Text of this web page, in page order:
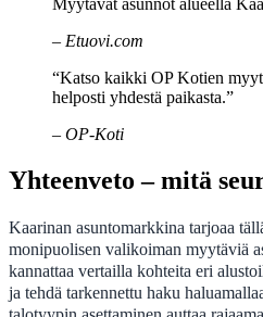
Myytävät asunnot alueella
– Etuovi.com
“Katso kaikki OP Kotien
helposti yhdestä paikasta.”
– OP-Koti
Yhteenveto – mitä
Kaarinan asuntomarkkina tarjoaa
monipuolisen valikoiman myytäviä
kannattaa vertailla kohteita eri
ja tehdä tarkennettu haku